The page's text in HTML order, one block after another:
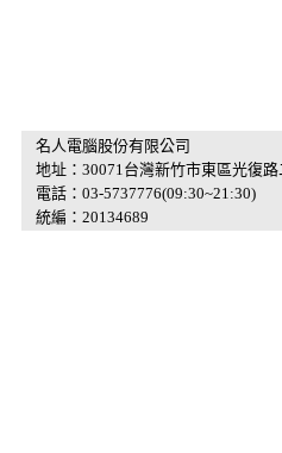
名人電腦股份有限公司
地址：30071台灣新竹市東區光復路
電話：03-5737776(09:30~21:30)
統編：20134689